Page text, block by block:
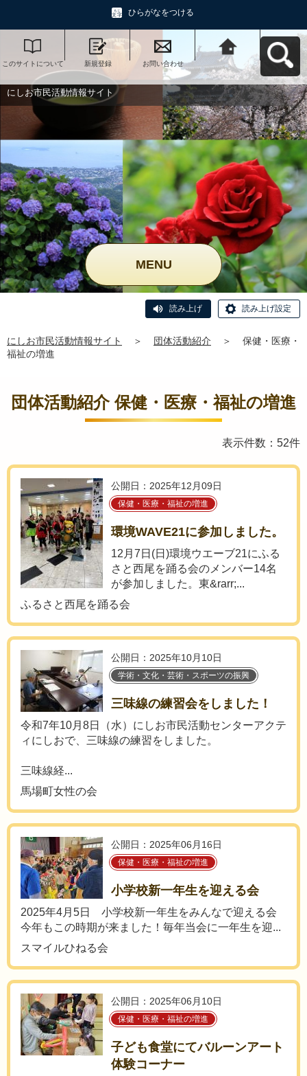
ひらがなをつける
このサイトについて 新規登録 お問い合わせ
にしお市民活動情報
サイトへ戻る
にしお市民活動情報サイト
MENU
読み上げ 読み上げ設定
にしお市民活動情報サイト ＞ 団体活動紹介 ＞
保健・医療・
福祉の増進
団体活動紹介 保健・医療・福祉の増進
表示件数：52件
公開日：2025年12月09日
保健・医療・福祉の増進
環境WAVE21に参加しました。
12月7日(日)環境ウエーブ21にふる
さと西尾を踊る会のメンバー14名
が参加しました。東&rarr;...
ふるさと西尾を踊る会
公開日：2025年10月10日
学術・文化・芸術・スポーツの振興
三味線の練習会をしました！
令和7年10月8日（水）にしお市民活動センターアクテ
ィにしおで、三味線の練習をしました。
三味線経...
馬場町女性の会
公開日：2025年06月16日
保健・医療・福祉の増進
小学校新一年生を迎える会
2025年4月5日 小学校新一年生をみんなで迎える会
今年もこの時期が来ました！毎年当会に一年生を迎...
スマイルひねる会
公開日：2025年06月10日
保健・医療・福祉の増進
子ども食堂にてバルーンアート
体験コーナー